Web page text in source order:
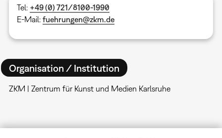
Tel: +49 (0) 721/8100-1990
E-Mail: fuehrungen@zkm.de
Organisation / Institution
ZKM | Zentrum für Kunst und Medien Karlsruhe